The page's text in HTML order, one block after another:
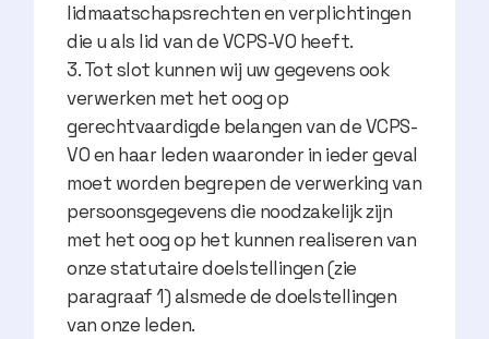
lidmaatschapsrechten en verplichtingen
die u als lid van de VCPS-VO heeft.
Tot slot kunnen wij uw gegevens ook
verwerken met het oog op
gerechtvaardigde belangen van de VCPS-
VO en haar leden waaronder in ieder geval
moet worden begrepen de verwerking van
persoonsgegevens die noodzakelijk zijn
met het oog op het kunnen realiseren van
onze statutaire doelstellingen (zie
paragraaf 1) alsmede de doelstellingen
van onze leden.